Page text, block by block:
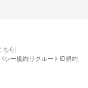
ちら
シー規約 リクルートID規約